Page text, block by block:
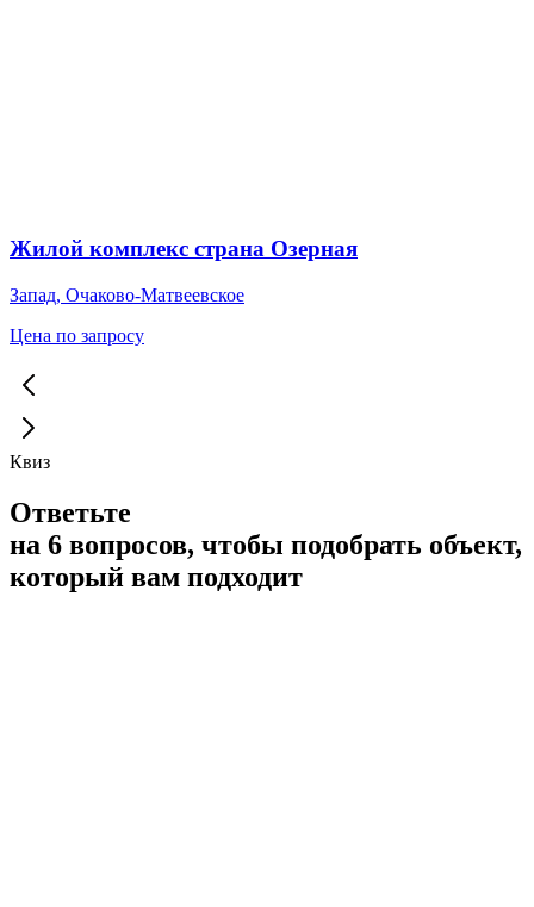
Жилой комплекс страна Озерная
Запад, Очаково-Матвеевское
Цена по запросу
Квиз
Ответьте
на 6 вопросов, чтобы подобрать объект,
который вам подходит